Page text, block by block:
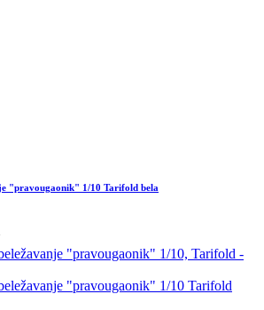
"pravougaonik" 1/10 Tarifold bela